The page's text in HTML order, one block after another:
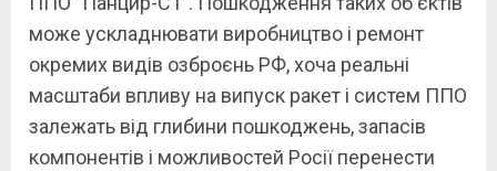
може ускладнювати виробництво і ремонт
окремих видів озброєнь РФ, хоча реальні
масштаби впливу на випуск ракет і систем ППО
залежать від глибини пошкоджень, запасів
компонентів і можливостей Росії перенести